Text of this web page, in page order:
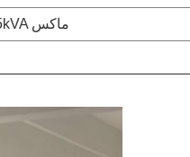
AC220V ± 10% 50Hz ((60Hz) 1.5kVA ماكس